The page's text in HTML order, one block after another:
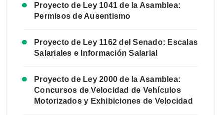
Proyecto de Ley 1041 de la Asamblea:
Permisos de Ausentismo
Proyecto de Ley 1162 del Senado: Escalas
Salariales e Información Salarial
Proyecto de Ley 2000 de la Asamblea:
Concursos de Velocidad de Vehículos
Motorizados y Exhibiciones de Velocidad